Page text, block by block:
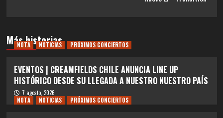
Más historias
NOTA NOTICIAS PRÓXIMOS CONCIERTOS
EVENTOS | CREAMFIELDS CHILE ANUNCIA LINE UP
HISTÓRICO DESDE SU LLEGADA A NUESTRO NUESTRO PAÍS
7 agosto, 2026
NOTA
NOTICIAS PRÓXIMOS CONCIERTOS